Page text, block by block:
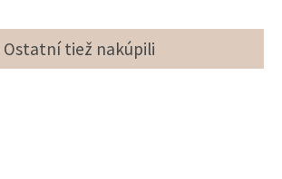
Ostatní tiež nakúpili